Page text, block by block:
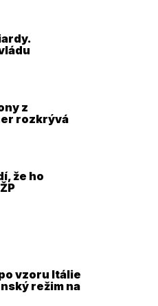
z
rozkrývá
že ho
vzoru Itálie
režim na